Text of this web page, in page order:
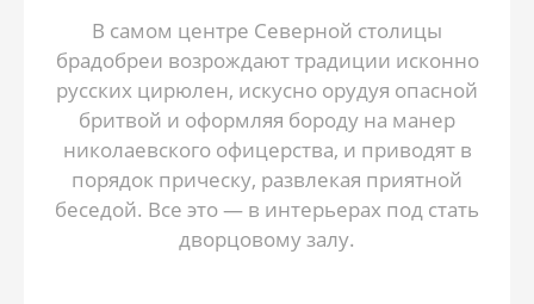
В самом центре Северной столицы
брадобреи возрождают традиции исконно
русских цирюлен, искусно орудуя опасной
бритвой и оформляя бороду на манер
николаевского офицерства, и приводят в
порядок прическу, развлекая приятной
беседой. Все это — в интерьерах под стать
дворцовому залу.